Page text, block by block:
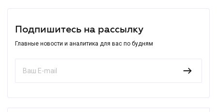
Подпишитесь на рассылку
Главные новости и аналитика для вас по будням